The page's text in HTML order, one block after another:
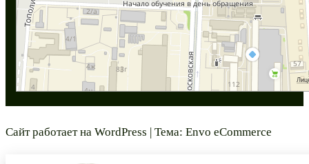
Сайт работает на WordPress | Тема: Envo eCommerce